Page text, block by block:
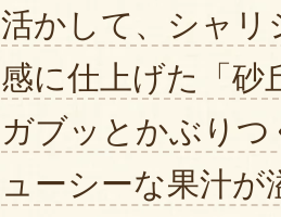
活かして、シャリ
感に仕上げた「砂
ガブッとかぶり
ューシーな果汁が